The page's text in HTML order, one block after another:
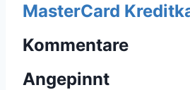
MasterCard
Kommentare
Angepinnt